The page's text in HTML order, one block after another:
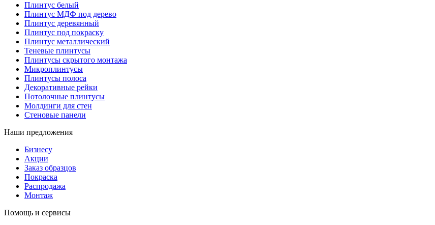
Плинтус белый
Плинтус МДФ под дерево
Плинтус деревянный
Плинтус под покраску
Плинтус металлический
Теневые плинтусы
Плинтусы скрытого монтажа
Микроплинтусы
Плинтусы полоса
Декоративные рейки
Потолочные плинтусы
Молдинги для стен
Стеновые панели
Наши предложения
Бизнесу
Акции
Заказ образцов
Покраска
Распродажа
Монтаж
Помощь и сервисы